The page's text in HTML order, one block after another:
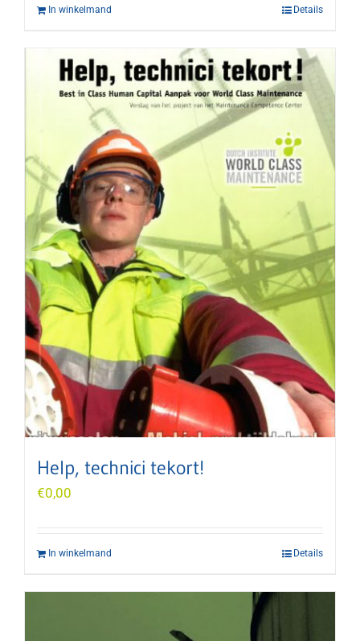
In winkelmand Details
Help, technici tekort!
€0,00
In winkelmand Details